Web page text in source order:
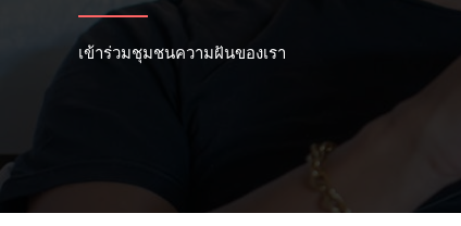
เข้าร่วมชุมชนความฝันของเรา